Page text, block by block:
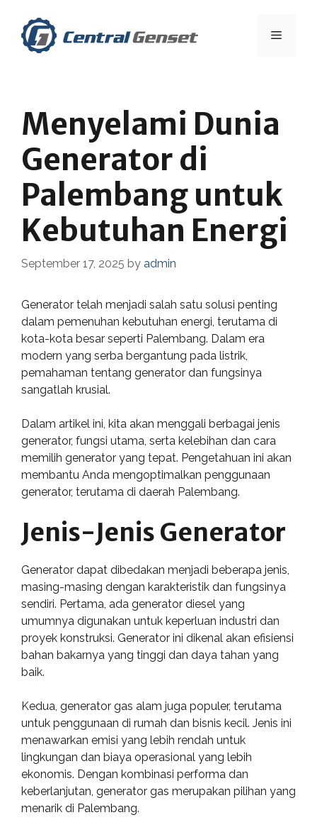
content
Menu
Menyelami Dunia
Generator di
Palembang untuk
Kebutuhan Energi
September 17, 2025 by admin
Generator telah menjadi salah satu solusi penting
dalam pemenuhan kebutuhan energi, terutama di
kota-kota besar seperti Palembang. Dalam era
modern yang serba bergantung pada listrik,
pemahaman tentang generator dan fungsinya
sangatlah krusial.
Dalam artikel ini, kita akan menggali berbagai jenis
generator, fungsi utama, serta kelebihan dan cara
memilih generator yang tepat. Pengetahuan ini akan
membantu Anda mengoptimalkan penggunaan
generator, terutama di daerah Palembang.
Jenis-Jenis Generator
Generator dapat dibedakan menjadi beberapa jenis,
masing-masing dengan karakteristik dan fungsinya
sendiri. Pertama, ada generator diesel yang
umumnya digunakan untuk keperluan industri dan
proyek konstruksi. Generator ini dikenal akan efisiensi
bahan bakarnya yang tinggi dan daya tahan yang
baik.
Kedua, generator gas alam juga populer, terutama
untuk penggunaan di rumah dan bisnis kecil. Jenis ini
menawarkan emisi yang lebih rendah untuk
lingkungan dan biaya operasional yang lebih
ekonomis. Dengan kombinasi performa dan
keberlanjutan, generator gas merupakan pilihan yang
menarik di Palembang.